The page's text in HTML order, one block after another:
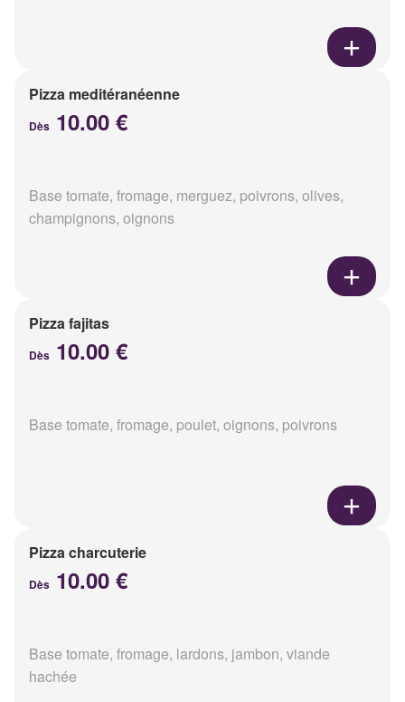
Pizza meditéranéenne
Dès 10.00 €
Base tomate, fromage, merguez, poivrons, olives,
champignons, oignons
Pizza fajitas
Dès 10.00 €
Base tomate, fromage, poulet, oignons, poivrons
Pizza charcuterie
Dès 10.00 €
Base tomate, fromage, lardons, jambon, viande
hachée